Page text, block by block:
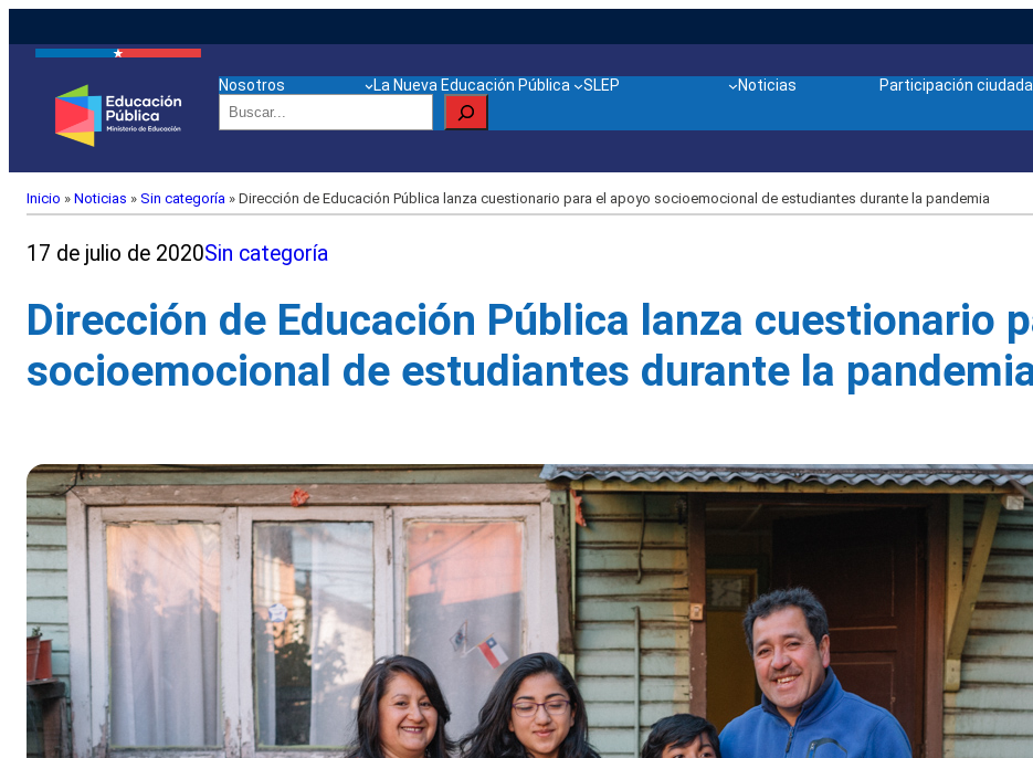
Nosotros La Nueva Educación Pública SLEP Noticias Participación
Buscar
Inicio » Noticias » Sin categoría » Dirección de Educación Pública lanza cuestionario para el apoyo socioemocional de estudiantes durante la pandemia
17 de julio de 2020Sin categoría
Dirección de Educación Pública lanza cuestionario
socioemocional de estudiantes durante la